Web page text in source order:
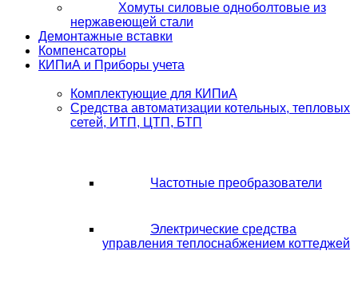
Хомуты силовые одноболтовые из
нержавеющей стали
Демонтажные вставки
Компенсаторы
КИПиА и Приборы учета
Комплектующие для КИПиА
Средства автоматизации котельных, тепловых
сетей, ИТП, ЦТП, БТП
Частотные преобразователи
Электрические средства
управления теплоснабжением коттеджей